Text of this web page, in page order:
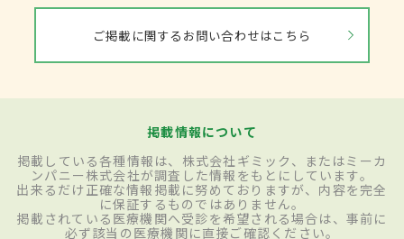
ご掲載に関するお問い合わせはこちら
掲載情報について
掲載している各種情報は、株式会社ギミック、またはミーカ
ンパニー株式会社が調査した情報をもとにしています。
出来るだけ正確な情報掲載に努めておりますが、内容を完全
に保証するものではありません。
掲載されている医療機関へ受診を希望される場合は、事前に
必ず該当の医療機関に直接ご確認ください。